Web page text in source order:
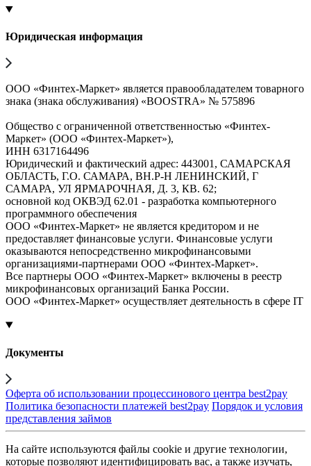
Юридическая информация
ООО «Финтех-Маркет» является правообладателем товарного
знака (знака обслуживания) «BOOSTRA» № 575896
Общество с ограниченной ответственностью «Финтех-
Маркет» (ООО «Финтех-Маркет»),
ИНН 6317164496
Юридический и фактический адрес: 443001, САМАРСКАЯ
ОБЛАСТЬ, Г.О. САМАРА, ВН.Р-Н ЛЕНИНСКИЙ, Г
САМАРА, УЛ ЯРМАРОЧНАЯ, Д. 3, КВ. 62;
основной код ОКВЭД 62.01 - разработка компьютерного
программного обеспечения
ООО «Финтех-Маркет» не является кредитором и не
предоставляет финансовые услуги. Финансовые услуги
оказываются непосредственно микрофинансовыми
организациями-партнерами ООО «Финтех-Маркет».
Все партнеры ООО «Финтех-Маркет» включены в реестр
микрофинансовых организаций Банка России.
ООО «Финтех-Маркет» осуществляет деятельность в сфере IT
Документы
Оферта об использовании процессинового центра best2pay
Политика безопасности платежей best2pay Порядок и условия
представления займов
На сайте используются файлы cookie и другие технологии,
которые позволяют идентифицировать вас, а также изучать,